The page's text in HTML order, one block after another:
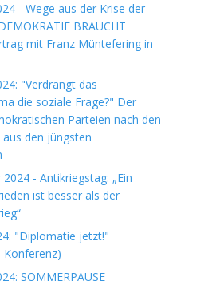
- Wege aus der Krise der
BRAUCHT
mit Franz Müntefering in
"Verdrängt das
die soziale Frage?" Der
Parteien nach den
den jüngsten
- Antikriegstag: „Ein
ist besser als der
"Diplomatie jetzt!"
SOMMERPAUSE